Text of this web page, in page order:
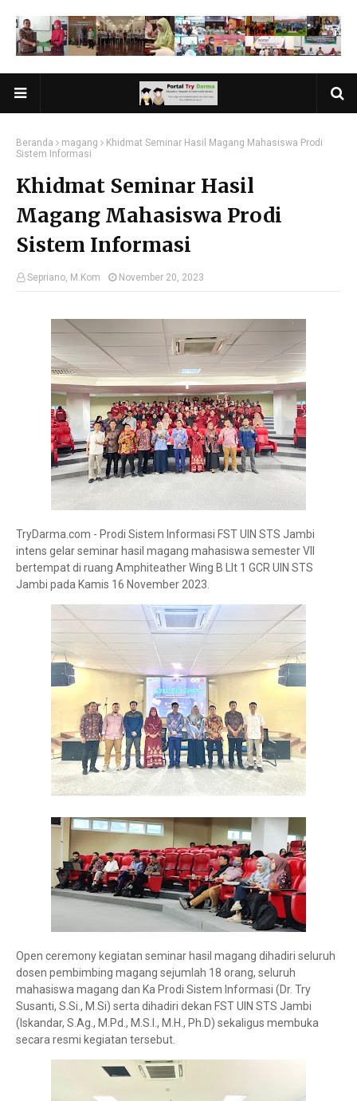
Beranda magang
Khidmat Seminar Hasil Magang Mahasiswa Prodi
Sistem Informasi
Khidmat Seminar Hasil
Magang Mahasiswa Prodi
Sistem Informasi
Sepriano, M.Kom November 20, 2023
TryDarma.com - Prodi Sistem Informasi FST UIN STS Jambi
intens gelar seminar hasil magang mahasiswa semester VII
bertempat di ruang Amphiteather Wing B Llt 1 GCR UIN STS
Jambi pada Kamis 16 November 2023.
Open ceremony kegiatan seminar hasil magang dihadiri seluruh
dosen pembimbing magang sejumlah 18 orang, seluruh
mahasiswa magang dan Ka Prodi Sistem Informasi (Dr. Try
Susanti, S.Si., M.Si) serta dihadiri dekan FST UIN STS Jambi
(Iskandar, S.Ag., M.Pd., M.S.I., M.H., Ph.D) sekaligus membuka
secara resmi kegiatan tersebut.